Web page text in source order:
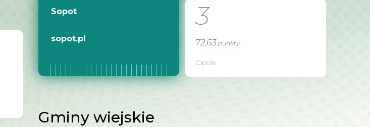
Sopot
sopot.pl
3
72,63 punkty
Opole
Gminy wiejskie